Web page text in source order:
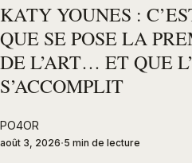
KATY YOUNES :
QUE SE POSE LA
DE L’ART… ET QUE
S’ACCOMPLIT
PO4OR
août 3, 2026 5 min de lecture